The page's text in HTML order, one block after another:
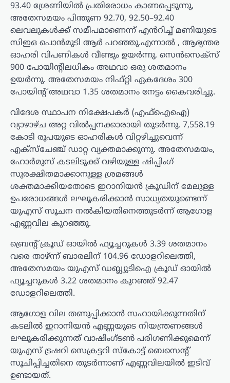
93.40 ശ്രേണിയിൽ പ്രതിരോധം കാണപ്പെടുന്നു,
അതേസമയം പിന്തുണ 92.70, 92.50–92.40
ലെവലുകൾക്ക് സമീപമാണെന്ന് എൻറിച്ച് മണിയുടെ
സിഇഒ പൊൻമുടി ആർ പറഞ്ഞു.എന്നാൽ , ആഭ്യന്തര
ഓഹരി വിപണികൾ വീണ്ടും ഉയർന്നു, സെൻസെക്സ്
900 പോയിന്റിലധികം അഥവാ ഒരു ശതമാനം
ഉയർന്നു. അതേസമയം നിഫ്റ്റി ഏകദേശം 300
പോയിന്റ് അഥവാ 1.35 ശതമാനം നേട്ടം കൈവരിച്ചു.
വിദേശ സ്ഥാപന നിക്ഷേപകർ (എഫ്‌ഐഐ)
വ്യാഴാഴ്ച അറ്റ ​​വിൽപ്പനക്കാരായി തുടർന്നു, 7,558.19
കോടി രൂപയുടെ ഓഹരികൾ വിറ്റഴിച്ചുവെന്ന്
എക്‌സ്‌ചേഞ്ച് ഡാറ്റ വ്യക്തമാക്കുന്നു. അതേസമയം,
ഹോർമുസ് കടലിടുക്ക് വഴിയുള്ള ഷിപ്പിംഗ്
സുരക്ഷിതമാക്കാനുള്ള ശ്രമങ്ങൾ
ശക്തമാക്കിയതോടെ ഇറാനിയൻ ക്രൂഡിന് മേലുള്ള
ഉപരോധങ്ങൾ ലഘൂകരിക്കാൻ സാധ്യതയുണ്ടെന്ന്
യുഎസ് സൂചന നൽകിയതിനെത്തുടർന്ന് ആഗോള
എണ്ണവില കുറഞ്ഞു.
ബ്രെന്റ് ക്രൂഡ് ഓയിൽ ഫ്യൂച്ചറുകൾ 3.39 ശതമാനം
വരെ താഴ്ന്ന് ബാരലിന് 104.96 ഡോളറിലെത്തി,
അതേസമയം യുഎസ് ഡബ്ല്യുടിഐ ക്രൂഡ് ഓയിൽ
ഫ്യൂച്ചറുകൾ 3.22 ശതമാനം കുറഞ്ഞ് 92.47
ഡോളറിലെത്തി.
ആഗോള വില തണുപ്പിക്കാൻ സഹായിക്കുന്നതിന്
കടലിൽ ഇറാനിയൻ എണ്ണയുടെ നിയന്ത്രണങ്ങൾ
ലഘൂകരിക്കുന്നത് വാഷിംഗ്ടൺ പരിഗണിക്കുമെന്ന്
യുഎസ് ട്രഷറി സെക്രട്ടറി സ്കോട്ട് ബെസെന്റ്
സൂചിപ്പിച്ചതിനെ തുടർന്നാണ് എണ്ണവിലയിൽ ഇടിവ്
ഉണ്ടായത്.